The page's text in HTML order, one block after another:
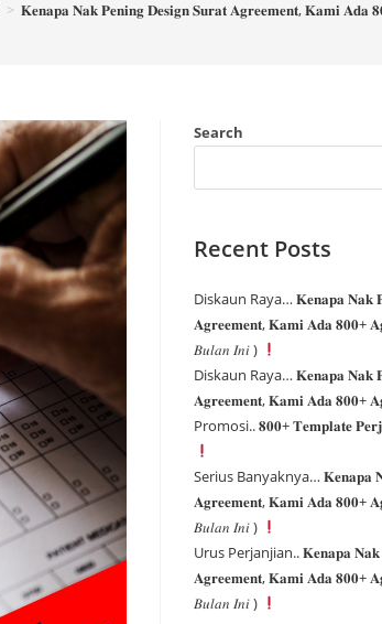
> 𝐊𝐞𝐧𝐚𝐩𝐚 𝐍𝐚𝐤 𝐏𝐞𝐧𝐢𝐧𝐠 𝐃𝐞𝐬𝐢𝐠𝐧 𝐒𝐮𝐫𝐚𝐭 𝐀𝐠𝐫𝐞𝐞𝐦𝐞𝐧𝐭, 𝐊𝐚𝐦𝐢 𝐀𝐝𝐚
Search
Recent Posts
Diskaun Raya… 𝐊𝐞𝐧𝐚𝐩𝐚 𝐍𝐚𝐤
𝐀𝐠𝐫𝐞𝐞𝐦𝐞𝐧𝐭, 𝐊𝐚𝐦𝐢 𝐀𝐝𝐚 𝟖𝟎𝟎+
𝐵𝑢𝑙𝑎𝑛 𝐼𝑛𝑖 )
Diskaun Raya… 𝐊𝐞𝐧𝐚𝐩𝐚 𝐍𝐚𝐤
𝐀𝐠𝐫𝐞𝐞𝐦𝐞𝐧𝐭, 𝐊𝐚𝐦𝐢 𝐀𝐝𝐚 𝟖𝟎𝟎+
Promosi.. 𝟖𝟎𝟎+ 𝐓𝐞𝐦𝐩𝐥𝐚𝐭𝐞
Serius Banyaknya… 𝐊𝐞𝐧𝐚𝐩𝐚
𝐀𝐠𝐫𝐞𝐞𝐦𝐞𝐧𝐭, 𝐊𝐚𝐦𝐢 𝐀𝐝𝐚 𝟖𝟎𝟎+
𝐵𝑢𝑙𝑎𝑛 𝐼𝑛𝑖 )
Urus Perjanjian.. 𝐊𝐞𝐧𝐚𝐩𝐚 𝐍𝐚𝐤
𝐀𝐠𝐫𝐞𝐞𝐦𝐞𝐧𝐭, 𝐊𝐚𝐦𝐢 𝐀𝐝𝐚 𝟖𝟎𝟎+
𝐵𝑢𝑙𝑎𝑛 𝐼𝑛𝑖 )